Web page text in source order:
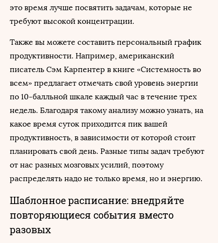
это время лучше посвятить задачам, которые не
требуют высокой концентрации.
Также вы можете составить персональный график
продуктивности. Например, американский
писатель Сэм Карпентер в книге «Системность во
всем» предлагает отмечать свой уровень энергии
по 10-балльной шкале каждый час в течение трех
недель. Благодаря такому анализу можно узнать, на
какое время суток приходится пик вашей
продуктивность, в зависимости от которой стоит
планировать свой день. Разные типы задач требуют
от нас разных мозговых усилий, поэтому
распределять надо не только время, но и энергию.
Шаблонное расписание: внедряйте
повторяющиеся события вместо
разовых